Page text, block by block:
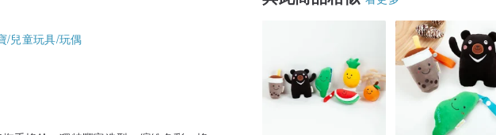
/兒童玩具/玩偶